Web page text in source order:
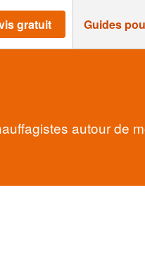
gratuit Guides
autour de